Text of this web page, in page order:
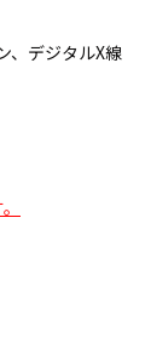
、デジタルX線